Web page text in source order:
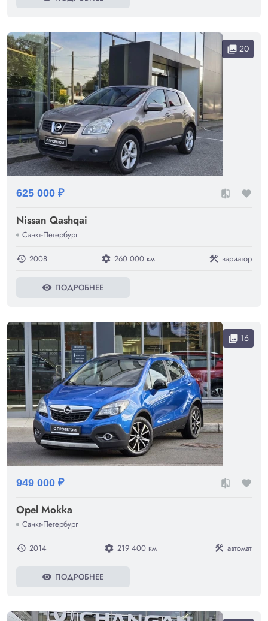
collections 20
625 000 ₽ compare favorite
Nissan Qashqai
Санкт-Петербург
history 2008 settings 260 000 км construction вариатор
visibility ПОДРОБНЕЕ
collections 16
949 000 ₽ compare favorite
Opel Mokka
Санкт-Петербург
history 2014 settings 219 400 км construction автомат
visibility ПОДРОБНЕЕ